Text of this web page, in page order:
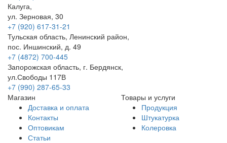
Калуга,
ул. Зерновая, 30
+7 (920) 617-31-21
Тульская область, Ленинский район,
пос. Иншинский, д. 49
+7 (4872) 700-445
Запорожская область, г. Бердянск,
ул.Свободы 117В
+7 (990) 287-65-33
Магазин
Доставка и оплата
Контакты
Оптовикам
Статьи
Товары и услуги
Продукция
Штукатурка
Колеровка